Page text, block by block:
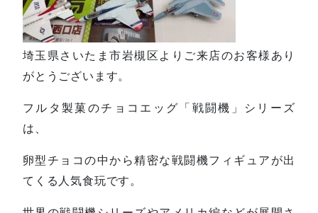
埼玉県さいたま市岩槻区よりご来店のお客様あり
がとうございます。
フルタ製菓のチョコエッグ「戦闘機」シリーズ
は、
卵型チョコの中から精密な戦闘機フィギュアが出
てくる人気食玩です。